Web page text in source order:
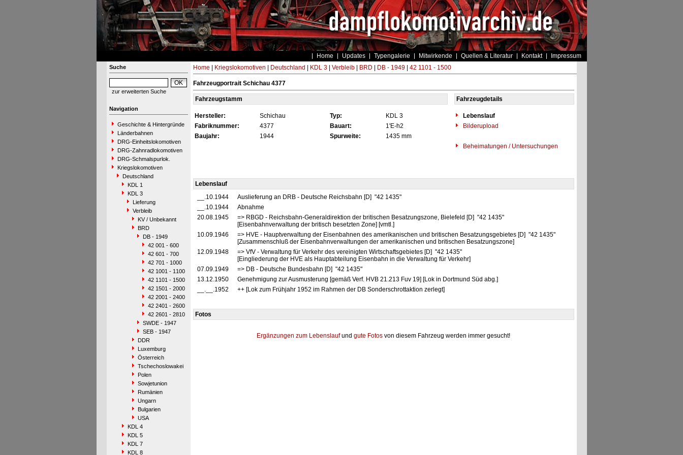
Home Updates Typengalerie Mitwirkende Quellen & Literatur Kontakt Impressum
Suche
zur erweiterten Suche
Navigation
Geschichte & Hintergründe
Länderbahnen
DRG-Einheitslokomotiven
DRG-Zahnradlokomotiven
DRG-Schmalspurlok.
Kriegslokomotiven
Deutschland
KDL 1
KDL 3
Lieferung
Verbleib
KV / Unbekannt
BRD
DB - 1949
42 001 - 600
42 601 - 700
42 701 - 1000
42 1001 - 1100
42 1101 - 1500
42 1501 - 2000
42 2001 - 2400
42 2401 - 2600
42 2601 - 2810
SWDE - 1947
SEB - 1947
DDR
Luxemburg
Österreich
Tschechoslowakei
Polen
Sowjetunion
Rumänien
Ungarn
Bulgarien
USA
KDL 4
KDL 5
KDL 7
KDL 8
Home Kriegslokomotiven Deutschland KDL 3| Verbleib| BRD DB - 1949| 42 1101 - 1500
Fahrzeugportrait Schichau 4377
Fahrzeugstamm Fahrzeugdetails
Hersteller: Schichau Typ: KDL 3
Lebenslauf
Fabriknummer:
4377 Bauart: 1'E-h2
Bilderupload
Baujahr:
1944 Spurweite:
1435 mm
Beheimatungen / Untersuchungen
Lebenslauf
__.10.1944
Auslieferung an DRB - Deutsche Reichsbahn [D] "42 1435"
__.10.1944
Abnahme
20.08.1945
=> RBGD - Reichsbahn-Generaldirektion der britischen Besatzungszone, Bielefeld [D] "42 1435"
[Eisenbahnverwaltung der britisch besetzten Zone] [vmtl.]
10.09.1946
=> HVE - Hauptverwaltung der Eisenbahnen des amerikanischen und britischen Besatzungsgebietes [D] "42 1435"
[Zusammenschluß der Eisenbahnverwaltungen der amerikanischen und britischen Besatzungszone]
12.09.1948
=> VfV - Verwaltung für Verkehr des vereinigten Wirtschaftsgebietes [D] "42 1435"
[Eingliederung der HVE als Hauptabteilung Eisenbahn in die Verwaltung für Verkehr]
07.09.1949
=> DB - Deutsche Bundesbahn [D] "42 1435"
13.12.1950
Genehmigung zur Ausmusterung [gemäß Verf. HVB 21.213 Fuv 19] [Lok in Dortmund Süd abg.]
__.__.1952
++ [Lok zum Frühjahr 1952 im Rahmen der DB Sonderschrottaktion zerlegt]
Fotos
Ergänzungen zum Lebenslaufund gute Fotos von diesem Fahrzeug werden immer gesucht!